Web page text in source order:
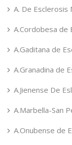
A. De Esclerosis
A.Cordobesa de
A.Gaditana de
A.Granadina de
A.Jienense De
A.Marbella-San
A.Onubense de